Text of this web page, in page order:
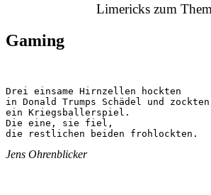
Limericks zum
Gaming
Drei einsame Hirnzellen hockten
in Donald Trumps Schädel und zockten
ein Kriegsballerspiel.
Die eine, sie fiel,
die restlichen beiden frohlockten.
Jens Ohrenblicker